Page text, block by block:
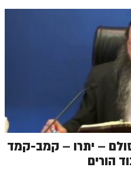
– יתרו – קמב-קמד
הורים